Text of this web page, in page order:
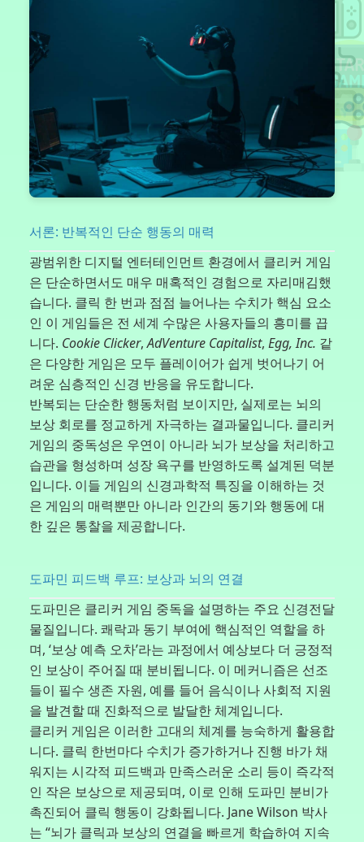
서론: 반복적인 단순 행동의 매력
광범위한 디지털 엔터테인먼트 환경에서 클리커 게임
은 단순하면서도 매우 매혹적인 경험으로 자리매김했
습니다. 클릭 한 번과 점점 늘어나는 수치가 핵심 요소
인 이 게임들은 전 세계 수많은 사용자들의 흥미를 끕
니다. Cookie Clicker,AdVenture Capitalist, Egg, Inc. 같
은 다양한 게임은 모두 플레이어가 쉽게 벗어나기 어
려운 심층적인 신경 반응을 유도합니다.
반복되는 단순한 행동처럼 보이지만, 실제로는 뇌의
보상 회로를 정교하게 자극하는 결과물입니다. 클리커
게임의 중독성은 우연이 아니라 뇌가 보상을 처리하고
습관을 형성하며 성장 욕구를 반영하도록 설계된 덕분
입니다. 이들 게임의 신경과학적 특징을 이해하는 것
은 게임의 매력뿐만 아니라 인간의 동기와 행동에 대
한 깊은 통찰을 제공합니다.
도파민 피드백 루프: 보상과 뇌의 연결
도파민은 클리커 게임 중독을 설명하는 주요 신경전달
물질입니다. 쾌락과 동기 부여에 핵심적인 역할을 하
며, ‘보상 예측 오차’라는 과정에서 예상보다 더 긍정적
인 보상이 주어질 때 분비됩니다. 이 메커니즘은 선조
들이 필수 생존 자원, 예를 들어 음식이나 사회적 지원
을 발견할 때 진화적으로 발달한 체계입니다.
클리커 게임은 이러한 고대의 체계를 능숙하게 활용합
니다. 클릭 한번마다 수치가 증가하거나 진행 바가 채
워지는 시각적 피드백과 만족스러운 소리 등이 즉각적
인 작은 보상으로 제공되며, 이로 인해 도파민 분비가
촉진되어 클릭 행동이 강화됩니다. Jane Wilson 박사
는 “뇌가 클릭과 보상의 연결을 빠르게 학습하여 지속